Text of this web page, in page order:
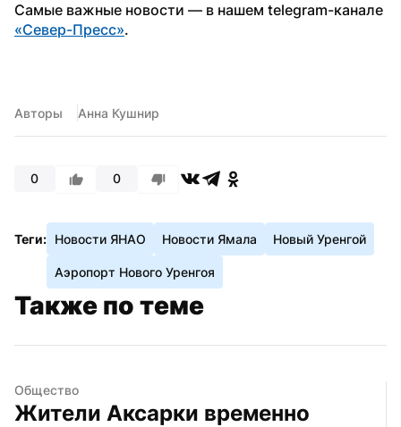
«Север-Пресс».
Авторы Анна Кушнир
0 0
Теги: Новости ЯНАО Новости Ямала Новый Уренгой
Аэропорт Нового Уренгоя
Также по теме
Общество
Жители Аксарки временно